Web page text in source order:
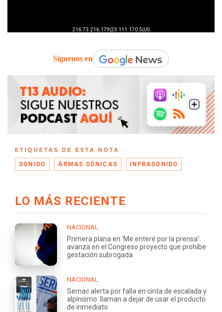
Síguenos en
ETIQUETAS DE ESTA NOTA
SONIDO ÁRMAS SÓNICAS INFRASONIDO
LO MÁS RECIENTE
NACIONAL
Primera plana en 'Me enteré por la prensa':
avanza en el Congreso proyecto que prohíbe
gestación subrogada
NACIONAL
Sernac alerta por falla en cinta de escalada y
alpinismo: llaman a dejar de usar el producto
de inmediato